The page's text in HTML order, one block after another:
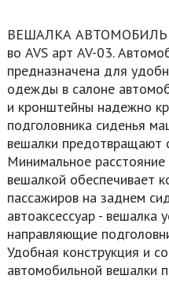
ВЕШАЛКА
во AVS арт AV-03.
предназначена для
одежды в салоне
и кронштейны надежно
подголовника сиденья
вешалки предотвращают
Минимальное
вешалкой обеспечивает
пассажиров на заднем
автоаксессуар - вешалка
направляющие
Удобная конструкция и
автомобильной вешалки